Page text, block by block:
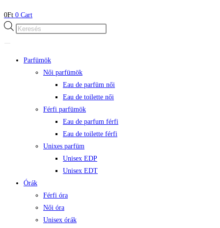
0Ft 0 Cart
Products
Parfümök
Női parfümök
Eau de parfüm női
Eau de toilette női
Férfi parfümök
Eau de parfum férfi
Eau de toilette férfi
Unixes parfüm
Unisex EDP
Unisex EDT
Órák
Férfi óra
Női óra
Unisex órák